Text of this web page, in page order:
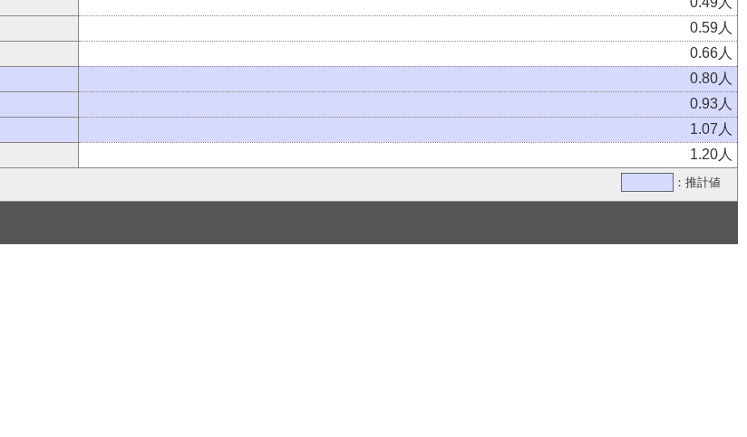
0.59人
0.66人
0.80人
0.93人
1.07人
1.20人
：推計値